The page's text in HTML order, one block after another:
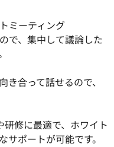
ミーティング
で、集中して議論した
合って話せるので、
修に最適で、ホワイト
ポートが可能です。